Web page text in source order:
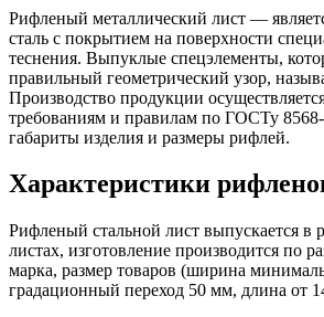
Рифленый металлический лист —
сталь с покрытием на поверхности
теснения. Выпуклые спецэлементы,
правильный геометрический узор,
Производство продукции
требованиям и правилам по ГОСТу
габариты изделия и размеры рифлей.
Характеристики
Рифленый стальной лист выпускается в
листах, изготовление производится по
марка, размер товаров (ширина
градационный переход 50 мм, длина от